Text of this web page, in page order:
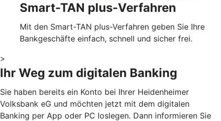
Smart-TAN plus-Verfahren
Mit den Smart-TAN plus-Verfahren geben Sie Ihre
Bankgeschäfte einfach, schnell und sicher frei.
>
Ihr Weg zum digitalen Banking
Sie haben bereits ein Konto bei Ihrer Heidenheimer
Volksbank eG und möchten jetzt mit dem digitalen
Banking per App oder PC loslegen. Dann informieren Sie